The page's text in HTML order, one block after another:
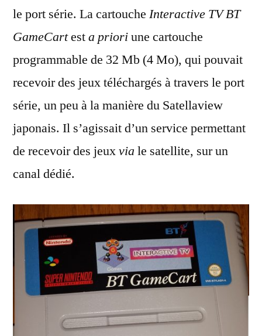
le port série. La cartouche Interactive TV BT
GameCartesta prioriune cartouche
programmable de 32 Mb (4 Mo), qui pouvait
recevoir des jeux téléchargés à travers le port
série, un peu à la manière du Satellaview
japonais. Il s’agissait d’un service permettant
de recevoir des jeuxvia le satellite, sur un
canal dédié.